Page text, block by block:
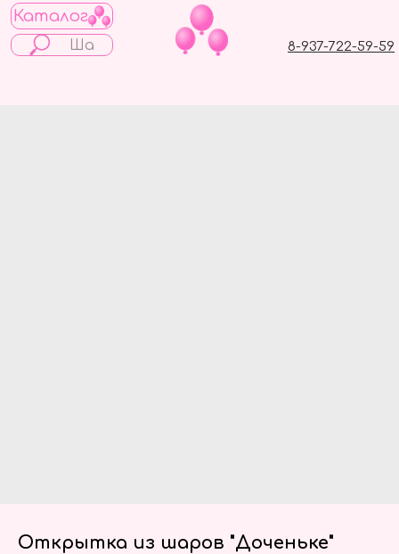
Каталог
8-937-722-59-59
Открытка из шаров "Доченьке"